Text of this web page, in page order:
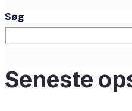
Søg
Seneste